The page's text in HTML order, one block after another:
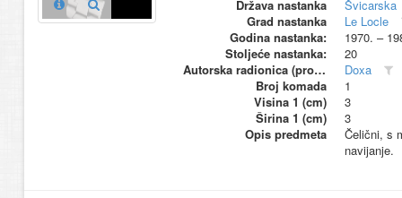
Država nastanka
Švicarska
Grad nastanka
Le Locle
Godina nastanka:
1970. –
Stoljeće nastanka:
20
Autorska radionica (proizvođač)
Doxa
Broj komada
1
Visina 1 (cm)
3
Širina 1 (cm)
3
Opis predmeta
Čelični, s
navijanje.